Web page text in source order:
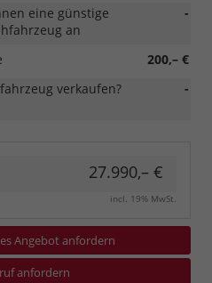
-
eine günstige
an
200,– €
-
verkaufen?
27.990,– €
incl. 19% MwSt.
Angebot anfordern
anfordern